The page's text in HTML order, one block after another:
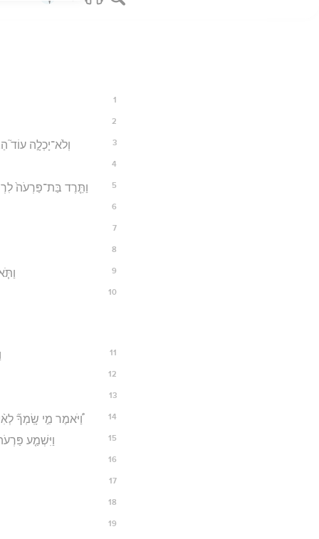
1
2
3 וְלֹא־יָכְלָ֣ה
4
5 וַתֵּ֤רֶד בַּת־פַּרְעֹה֙
6
7
8
9
10
11
12
13
14 וַ֠יֹּאמֶר מִ֣י שָֽׂמְךָ֞
15 וַיִּשְׁמַ֤ע
16
17
18
19